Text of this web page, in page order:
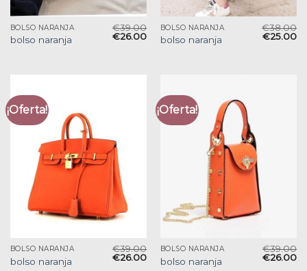
BOLSO NARANJA
bolso naranja
€39.00
€26.00
BOLSO NARANJA
bolso naranja
€38.00
€25.00
¡Oferta!
BOLSO NARANJA
bolso naranja
€39.00
€26.00
¡Oferta!
BOLSO NARANJA
bolso naranja
€39.00
€26.00